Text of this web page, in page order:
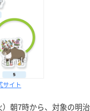
サイト
朝7時から、対象の明